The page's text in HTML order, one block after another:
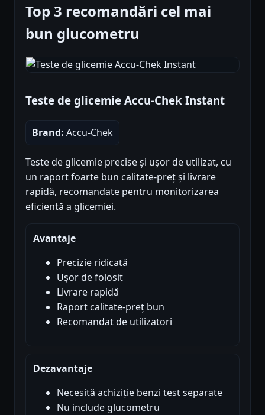
Top 3 recomandări cel mai
bun glucometru
Teste de glicemie Accu-Chek Instant
Brand: Accu-Chek
Teste de glicemie precise și ușor de utilizat, cu
un raport foarte bun calitate-preț și livrare
rapidă, recomandate pentru monitorizarea
eficientă a glicemiei.
Avantaje
Precizie ridicată
Ușor de folosit
Livrare rapidă
Raport calitate-preț bun
Recomandat de utilizatori
Dezavantaje
Necesită achiziție benzi test separate
Nu include glucometru